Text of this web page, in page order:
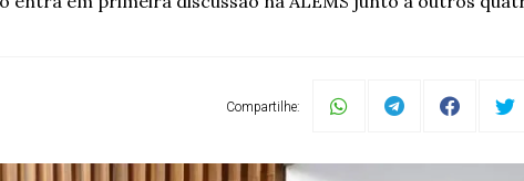
Compartilhe: